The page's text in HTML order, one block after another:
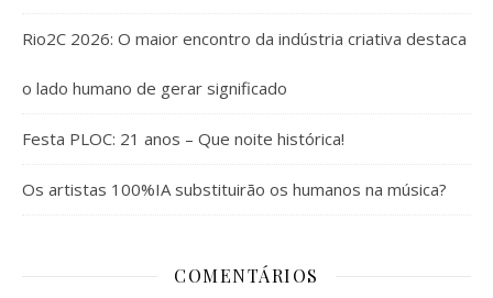
Rio2C 2026: O maior encontro da indústria criativa destaca
o lado humano de gerar significado
Festa PLOC: 21 anos – Que noite histórica!
Os artistas 100%IA substituirão os humanos na música?
COMENTÁRIOS